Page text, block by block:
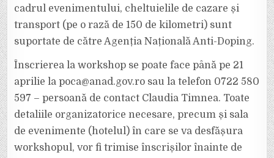
cadrul evenimentului, cheltuielile de cazare și
transport (pe o rază de 150 de kilometri) sunt
suportate de către Agenția Națională Anti-Doping.
Înscrierea la workshop se poate face până pe 21
aprilie la poca@anad.gov.ro sau la telefon 0722 580
597 – persoană de contact Claudia Timnea. Toate
detaliile organizatorice necesare, precum și sala
de evenimente (hotelul) în care se va desfășura
workshopul, vor fi trimise înscrișilor înainte de